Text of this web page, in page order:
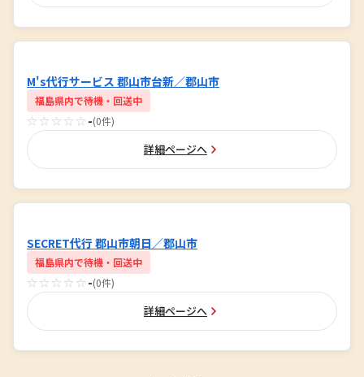
M's代行サービス 郡山市台新／郡山市
福島県内で待機・回送中
☆☆☆☆☆ -(0件)
詳細ページへ
SECRET代行 郡山市朝日／郡山市
福島県内で待機・回送中
☆☆☆☆☆ -(0件)
詳細ページへ